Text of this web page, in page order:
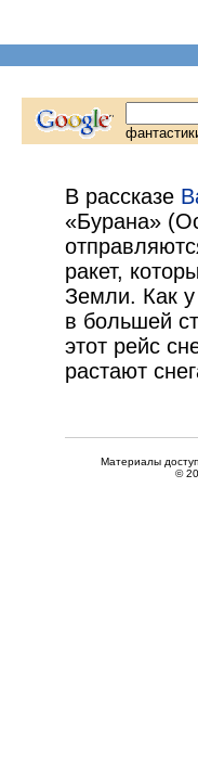
В рассказе
«Бурана»
ракет,
Земли. Как
в большей
этот рейс
растают